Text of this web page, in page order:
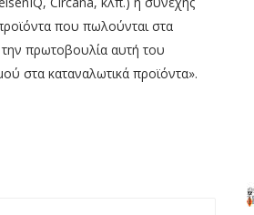
που πωλούνται στα
την πρωτοβουλία αυτή του
στα καταναλωτικά προϊόντα».